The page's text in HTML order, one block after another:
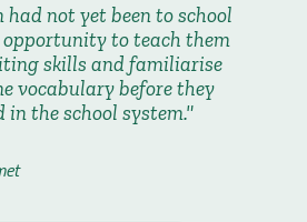
had not yet been to school
to teach them
skills and familiarise
vocabulary before they
in the school system.